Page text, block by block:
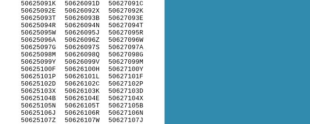
50625091K
50625092E
50625093T
50625094R
50625095W
50625096A
50625097G
50625098M
50625099Y
50625100F
50625101P
50625102D
50625103X
50625104B
50625105N
50625106J
50625107Z
50626091D
50626092X
50626093B
50626094N
50626095J
50626096Z
50626097S
50626098Q
50626099V
50626100H
50626101L
50626102C
50626103K
50626104E
50626105T
50626106R
50626107W
50627091C
50627092K
50627093E
50627094T
50627095R
50627096W
50627097A
50627098G
50627099M
50627100Y
50627101F
50627102P
50627103D
50627104X
50627105B
50627106N
50627107J